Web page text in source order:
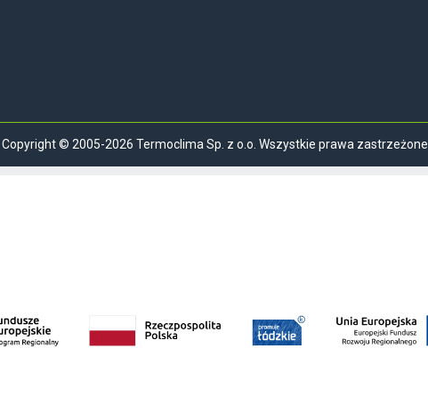
Copyright © 2005-2026 Termoclima Sp. z o.o. Wszystkie prawa zastrzeżone.